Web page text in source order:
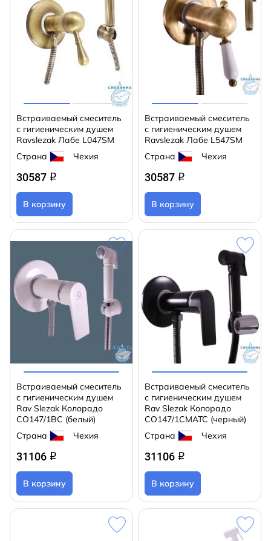
Встраиваемый смеситель
с гигиеническим душем
Ravslezak Лабе L047SM
Страна
Чехия
30587 q
В корзину
Встраиваемый смеситель
с гигиеническим душем
Ravslezak Лабе L547SM
Страна
Чехия
30587 q
В корзину
Встраиваемый смеситель
с гигиеническим душем
Rav Slezak Колорадо
CO147/1BC (белый)
Страна
Чехия
31106 q
В корзину
Встраиваемый смеситель
с гигиеническим душем
Rav Slezak Колорадо
CO147/1CMATC (черный)
Страна
Чехия
31106 q
В корзину